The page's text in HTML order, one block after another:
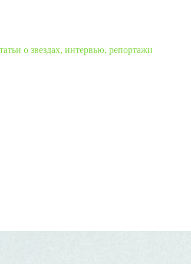
о звездах, интервью, репортажи